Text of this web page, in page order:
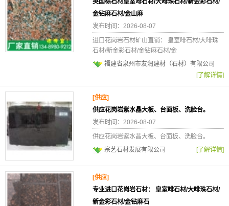
英国棕石材皇室啡石材/大啡珠石材/新金彩石材/
金钻麻石材/金山麻
发布时间：2026-08-07
进口花岗岩石材矿山直销： 皇室啡石材/大啡珠
石材/新金彩石材/金钻麻石材/金
福建省泉州市友润建材（石材）有限公司
[了解详情]
[供应]
供应花岗岩紫水晶大板、台面板、洗脸台。
发布时间：2026-08-07
供应花岗岩紫水晶大板、台面板、洗脸台。
宗艺石材发展有限公司
[了解详情]
[供应]
专业进口花岗岩石材： 皇室啡石材/大啡珠石材/
新金彩石材/金钻麻石